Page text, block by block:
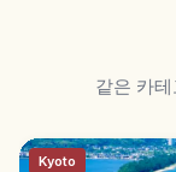
같은 카
Kyoto